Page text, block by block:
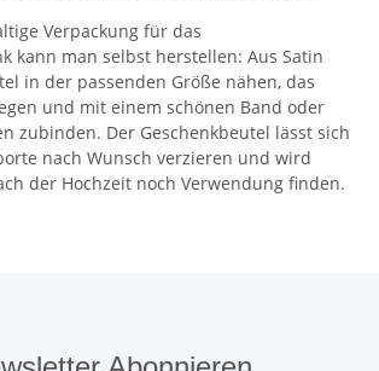
Verpackung für das
kann man selbst herstellen: Aus Satin
in der passenden Größe nähen, das
und mit einem schönen Band oder
zubinden. Der Geschenkbeutel lässt sich
nach Wunsch verzieren und wird
der Hochzeit noch Verwendung finden.